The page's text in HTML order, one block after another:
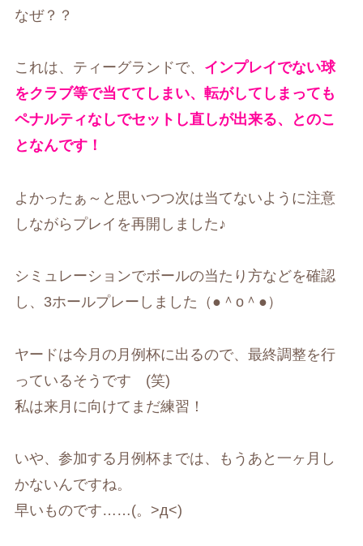
なぜ？？
これは、ティーグランドで、 インプレイでない球
をクラブ等で当ててしまい、転がしてしまっても
ペナルティなしでセットし直しが出来る、とのこ
となんです！
よかったぁ～と思いつつ次は当てないように注意
しながらプレイを再開しました♪
シミュレーションでボールの当たり方などを確認
し、3ホールプレーしました（●＾o＾●）
ヤードは今月の月例杯に出るので、最終調整を行
っているそうです (笑)
私は来月に向けてまだ練習！
いや、参加する月例杯までは、もうあと一ヶ月し
かないんですね。
早いものです……(。>д<)